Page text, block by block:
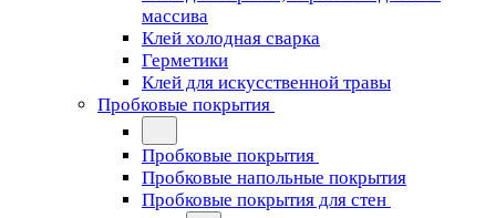
массива
Клей холодная сварка
Герметики
Клей для искусственной травы
Пробковые покрытия
Пробковые покрытия
Пробковые напольные покрытия
Пробковые покрытия для стен